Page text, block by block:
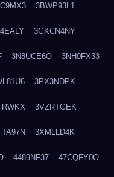
3BWP93L1
3GKCN4NY
3N8UCE6Q 3NH0FX33
3PX3NDPK
3VZRTGEK
3XMLLD4K
4489NF37 47CQFY0O